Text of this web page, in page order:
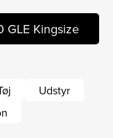
GLE Kingsize
Udstyr